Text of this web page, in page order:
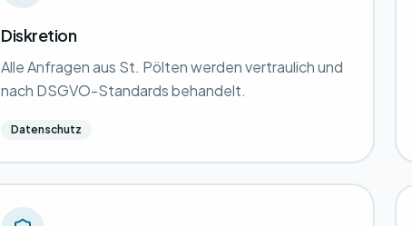
Diskretion
Alle Anfragen aus St. Pölten werden vertraulich und
nach DSGVO-Standards behandelt.
Datenschutz